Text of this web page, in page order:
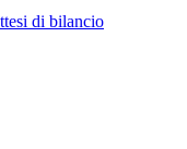
di bilancio